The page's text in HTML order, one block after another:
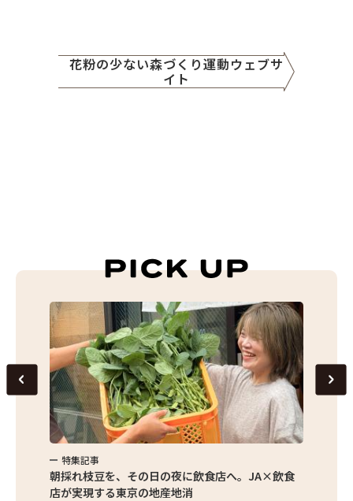
花粉の少ない森づくり運動ウェブサ
イト
特集記事
朝採れ枝豆を、その日の夜に飲食店へ。JA×飲食
店が実現する東京の地産地消